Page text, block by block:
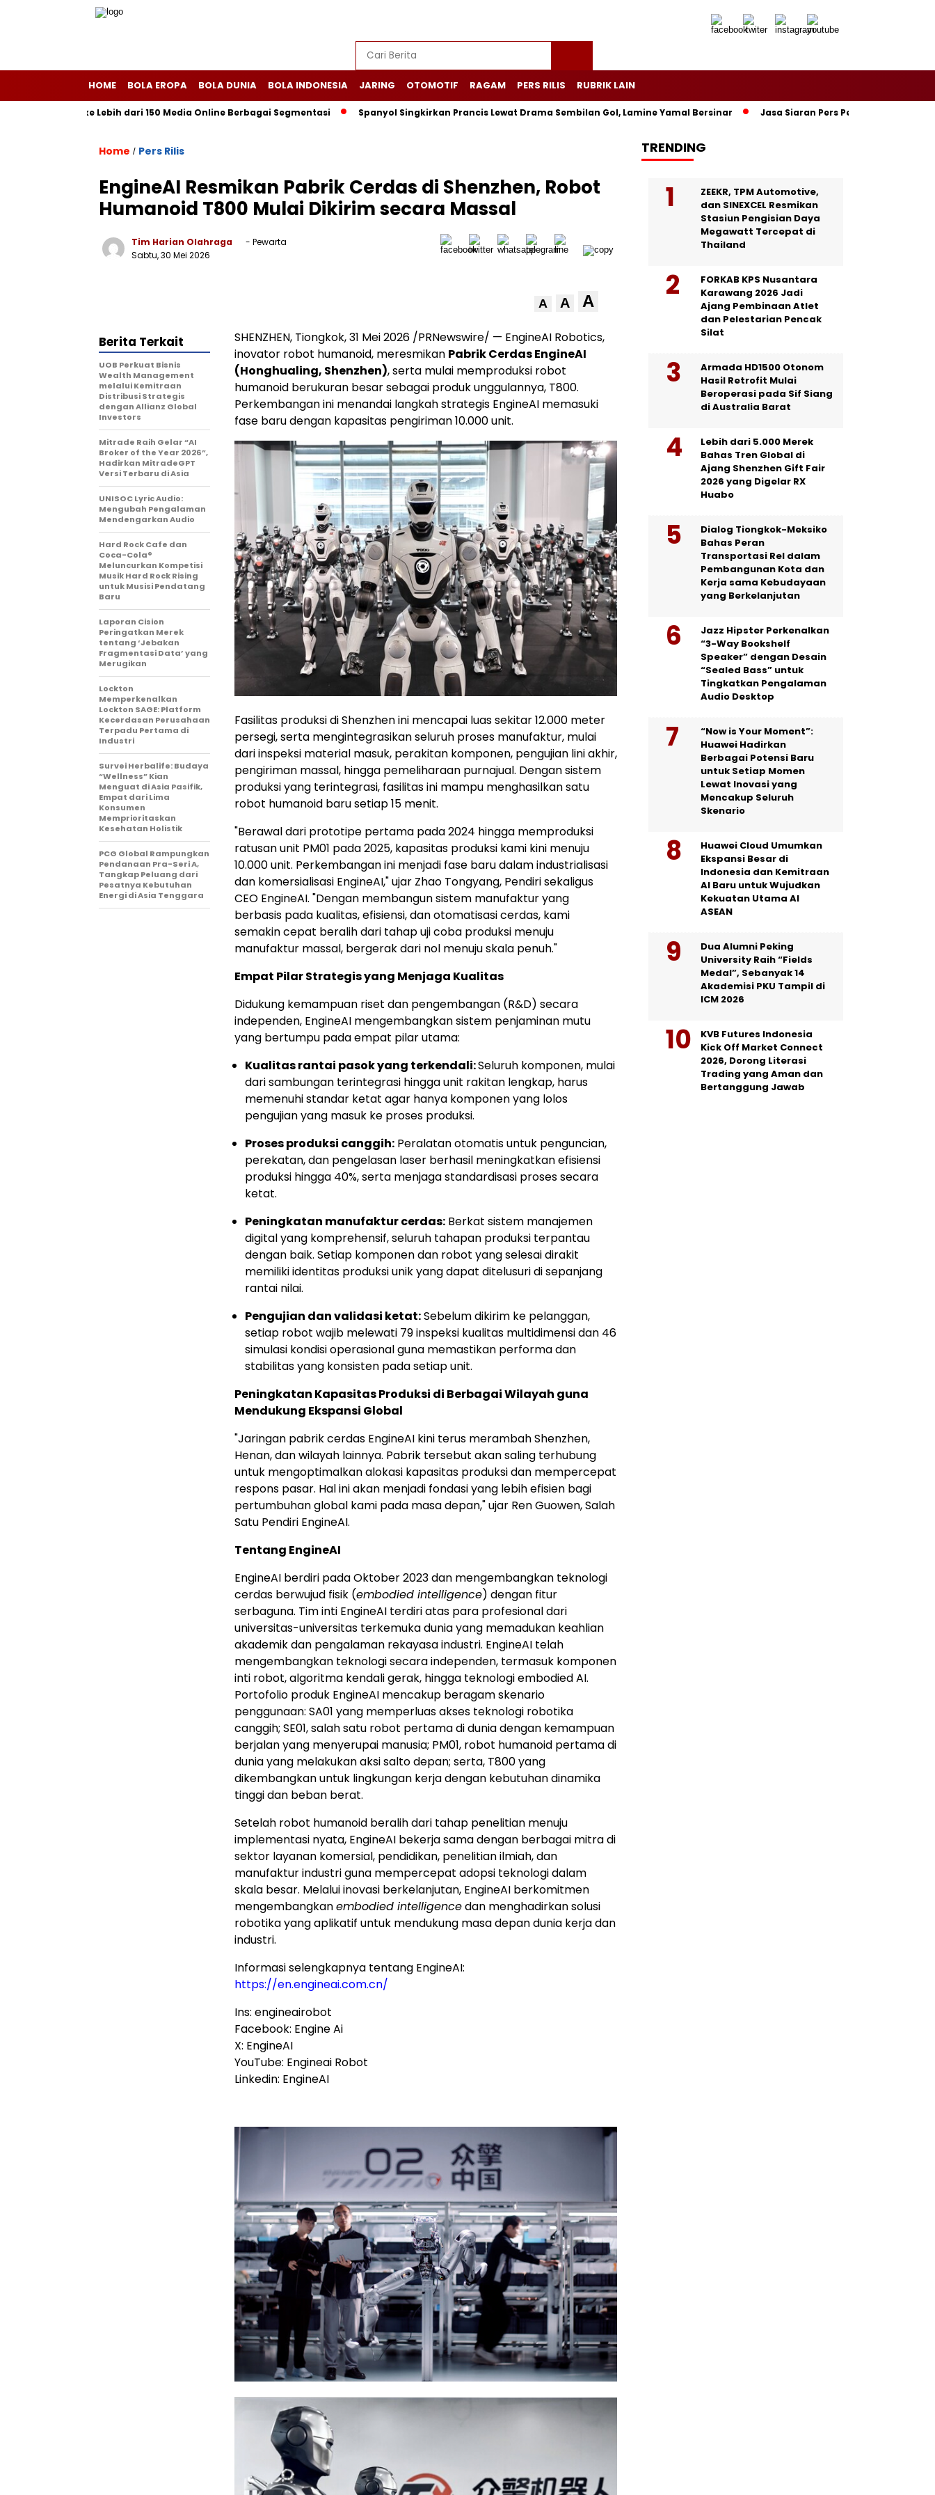
HOME BOLA EROPA BOLA DUNIA BOLA INDONESIA JARING OTOMOTIF RAGAM PERS RILIS RUBRIK LAIN
ke Lebih dari 150 Media Online Berbagai Segmentasi Spanyol Singkirkan Prancis Lewat Drama Sembilan Gol, Lamine Yamal Bersinar Jasa Siaran Pers Persriliscom Melayani
Home / Pers Rilis
EngineAI Resmikan Pabrik Cerdas di Shenzhen, Robot
Humanoid T800 Mulai Dikirim secara Massal
Tim Harian Olahraga
- Pewarta
Sabtu, 30 Mei 2026
A A A
SHENZHEN, Tiongkok, 31 Mei 2026 /PRNewswire/ — EngineAI Robotics,
inovator robot humanoid, meresmikan Pabrik Cerdas EngineAI
(Honghualing, Shenzhen), serta mulai memproduksi robot
humanoid berukuran besar sebagai produk unggulannya, T800.
Perkembangan ini menandai langkah strategis EngineAI memasuki
fase baru dengan kapasitas pengiriman 10.000 unit.
Fasilitas produksi di Shenzhen ini mencapai luas sekitar 12.000 meter
persegi, serta mengintegrasikan seluruh proses manufaktur, mulai
dari inspeksi material masuk, perakitan komponen, pengujian lini akhir,
pengiriman massal, hingga pemeliharaan purnajual. Dengan sistem
produksi yang terintegrasi, fasilitas ini mampu menghasilkan satu
robot humanoid baru setiap 15 menit.
"Berawal dari prototipe pertama pada 2024 hingga memproduksi
ratusan unit PM01 pada 2025, kapasitas produksi kami kini menuju
10.000 unit. Perkembangan ini menjadi fase baru dalam industrialisasi
dan komersialisasi EngineAI," ujar Zhao Tongyang, Pendiri sekaligus
CEO EngineAI. "Dengan membangun sistem manufaktur yang
berbasis pada kualitas, efisiensi, dan otomatisasi cerdas, kami
semakin cepat beralih dari tahap uji coba produksi menuju
manufaktur massal, bergerak dari nol menuju skala penuh."
Empat Pilar Strategis yang Menjaga Kualitas
Didukung kemampuan riset dan pengembangan (R&D) secara
independen, EngineAI mengembangkan sistem penjaminan mutu
yang bertumpu pada empat pilar utama:
Kualitas rantai pasok yang terkendali:Seluruh komponen, mulai
dari sambungan terintegrasi hingga unit rakitan lengkap, harus
memenuhi standar ketat agar hanya komponen yang lolos
pengujian yang masuk ke proses produksi.
Proses produksi canggih: Peralatan otomatis untuk penguncian,
perekatan, dan pengelasan laser berhasil meningkatkan efisiensi
produksi hingga 40%, serta menjaga standardisasi proses secara
ketat.
Peningkatan manufaktur cerdas: Berkat sistem manajemen
digital yang komprehensif, seluruh tahapan produksi terpantau
dengan baik. Setiap komponen dan robot yang selesai dirakit
memiliki identitas produksi unik yang dapat ditelusuri di sepanjang
rantai nilai.
Pengujian dan validasi ketat:Sebelum dikirim ke pelanggan,
setiap robot wajib melewati 79 inspeksi kualitas multidimensi dan 46
simulasi kondisi operasional guna memastikan performa dan
stabilitas yang konsisten pada setiap unit.
Peningkatan Kapasitas Produksi di Berbagai Wilayah guna
Mendukung Ekspansi Global
"Jaringan pabrik cerdas EngineAI kini terus merambah Shenzhen,
Henan, dan wilayah lainnya. Pabrik tersebut akan saling terhubung
untuk mengoptimalkan alokasi kapasitas produksi dan mempercepat
respons pasar. Hal ini akan menjadi fondasi yang lebih efisien bagi
pertumbuhan global kami pada masa depan," ujar Ren Guowen, Salah
Satu Pendiri EngineAI.
Tentang EngineAI
EngineAI berdiri pada Oktober 2023 dan mengembangkan teknologi
cerdas berwujud fisik (embodied intelligence) dengan fitur
serbaguna. Tim inti EngineAI terdiri atas para profesional dari
universitas-universitas terkemuka dunia yang memadukan keahlian
akademik dan pengalaman rekayasa industri. EngineAI telah
mengembangkan teknologi secara independen, termasuk komponen
inti robot, algoritma kendali gerak, hingga teknologi embodied AI.
Portofolio produk EngineAI mencakup beragam skenario
penggunaan: SA01 yang memperluas akses teknologi robotika
canggih; SE01, salah satu robot pertama di dunia dengan kemampuan
berjalan yang menyerupai manusia; PM01, robot humanoid pertama di
dunia yang melakukan aksi salto depan; serta, T800 yang
dikembangkan untuk lingkungan kerja dengan kebutuhan dinamika
tinggi dan beban berat.
Setelah robot humanoid beralih dari tahap penelitian menuju
implementasi nyata, EngineAI bekerja sama dengan berbagai mitra di
sektor layanan komersial, pendidikan, penelitian ilmiah, dan
manufaktur industri guna mempercepat adopsi teknologi dalam
skala besar. Melalui inovasi berkelanjutan, EngineAI berkomitmen
mengembangkanembodied intelligencedan menghadirkan solusi
robotika yang aplikatif untuk mendukung masa depan dunia kerja dan
industri.
Informasi selengkapnya tentang EngineAI:
https://en.engineai.com.cn/
Ins: engineairobot
Facebook: Engine Ai
X: EngineAI
YouTube: Engineai Robot
Linkedin: EngineAI
Berita Terkait
UOB Perkuat Bisnis
Wealth Management
melalui Kemitraan
Distribusi Strategis
dengan Allianz Global
Investors
Mitrade Raih Gelar “AI
Broker of the Year 2026”,
Hadirkan MitradeGPT
Versi Terbaru di Asia
UNISOC Lyric Audio:
Mengubah Pengalaman
Mendengarkan Audio
Hard Rock Cafe dan
Coca-Cola®
Meluncurkan Kompetisi
Musik Hard Rock Rising
untuk Musisi Pendatang
Baru
Laporan Cision
Peringatkan Merek
tentang ‘Jebakan
Fragmentasi Data’ yang
Merugikan
Lockton
Memperkenalkan
Lockton SAGE: Platform
Kecerdasan Perusahaan
Terpadu Pertama di
Industri
Survei Herbalife: Budaya
“Wellness” Kian
Menguat di Asia Pasifik,
Empat dari Lima
Konsumen
Memprioritaskan
Kesehatan Holistik
PCG Global Rampungkan
Pendanaan Pra-Seri A,
Tangkap Peluang dari
Pesatnya Kebutuhan
Energi di Asia Tenggara
TRENDING
ZEEKR, TPM Automotive,
dan SINEXCEL Resmikan
Stasiun Pengisian Daya
Megawatt Tercepat di
Thailand
FORKAB KPS Nusantara
Karawang 2026 Jadi
Ajang Pembinaan Atlet
dan Pelestarian Pencak
Silat
Armada HD1500 Otonom
Hasil Retrofit Mulai
Beroperasi pada Sif Siang
di Australia Barat
Lebih dari 5.000 Merek
Bahas Tren Global di
Ajang Shenzhen Gift Fair
2026 yang Digelar RX
Huabo
Dialog Tiongkok-Meksiko
Bahas Peran
Transportasi Rel dalam
Pembangunan Kota dan
Kerja sama Kebudayaan
yang Berkelanjutan
Jazz Hipster Perkenalkan
“3-Way Bookshelf
Speaker” dengan Desain
“Sealed Bass” untuk
Tingkatkan Pengalaman
Audio Desktop
“Now is Your Moment”:
Huawei Hadirkan
Berbagai Potensi Baru
untuk Setiap Momen
Lewat Inovasi yang
Mencakup Seluruh
Skenario
Huawei Cloud Umumkan
Ekspansi Besar di
Indonesia dan Kemitraan
AI Baru untuk Wujudkan
Kekuatan Utama AI
ASEAN
Dua Alumni Peking
University Raih “Fields
Medal”, Sebanyak 14
Akademisi PKU Tampil di
ICM 2026
KVB Futures Indonesia
Kick Off Market Connect
2026, Dorong Literasi
Trading yang Aman dan
Bertanggung Jawab